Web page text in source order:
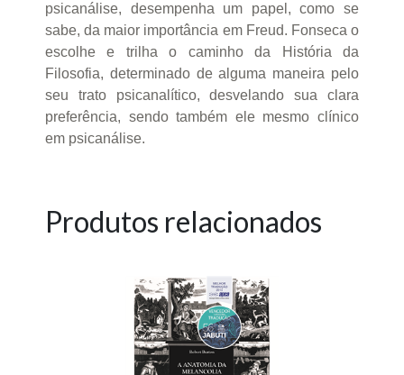
psicanálise, desempenha um papel, como se
sabe, da maior importância em Freud. Fonseca o
escolhe e trilha o caminho da História da
Filosofia, determinado de alguma maneira pelo
seu trato psicanalítico, desvelando sua clara
preferência, sendo também ele mesmo clínico
em psicanálise.
Produtos relacionados